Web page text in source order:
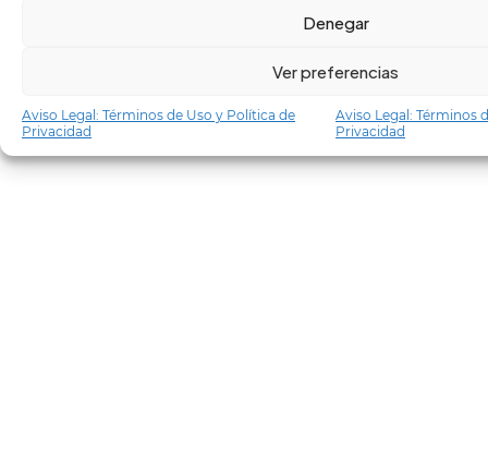
Denegar
Ver preferencias
Aviso Legal: Términos de Uso y Política de
Privacidad
Aviso Legal: Términos
Privacidad